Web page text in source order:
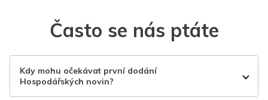
Často se nás ptáte
Kdy mohu očekávat první dodání
Hospodářských novin?